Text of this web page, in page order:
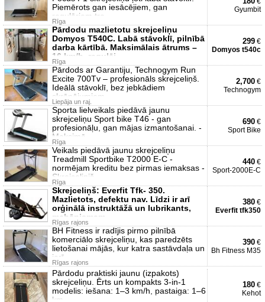
Piemērots gan iesācējiem, gan
regulāriem tre
Rīga
Gyumbit
Pārdodu mazlietotu skrejceliņu
Domyos T540C. Labā stāvoklī, pilnībā
darba kārtībā. Maksimālais ātrums –
16 km/h, regulēj
Rīga
299 €
Domyos t540c
Pārdods ar Garantiju, Technogym Run
Excite 700Tv – profesionāls skrejceliņš.
Ideālā stāvoklī, bez jebkādiem
skrāpējumiem
Liepāja un raj.
2,700 €
Technogym
Sporta lielveikals piedāvā jaunu
skrejceliņu Sport bike T46 - gan
profesionāļu, gan mājas izmantošanai. -
Maksimā
Rīga
690 €
Sport Bike
Veikals piedāvā jaunu skrejceliņu
Treadmill Sportbike T2000 E-C -
normējam kreditu bez pirmas iemaksas -
Skrejceļiņiš
Rīga
440 €
Sport-2000E-C
Skrejceliņš: Everfit Tfk- 350.
Mazlietots, defektu nav. Līdzi ir arī
orģinālā instruktāžā un lubrikants,
mehānismam.
Rīgas rajons
380 €
Everfit tfk350
BH Fitness ir radījis pirmo pilnībā
komerciālo skrejceliņu, kas paredzēts
lietošanai mājās, kur katra sastāvdaļa un
ierī
Rīgas rajons
390 €
Bh Fitness M35
Pārdodu praktiski jaunu (izpakots)
skrejceliņu. Ērts un kompakts 3-in-1
modelis: iešana: 1–3 km/h, pastaiga: 1–6
km
180 €
Kehot